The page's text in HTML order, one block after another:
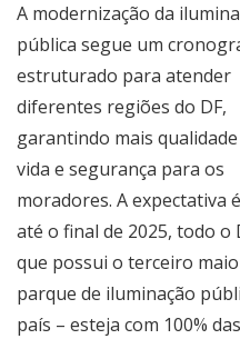
A modernização da
pública segue um
estruturado para atender
diferentes regiões do DF,
garantindo mais qualidade
vida e segurança para os
moradores. A expectativa
até o final de 2025, todo o
que possui o terceiro
parque de iluminação
país – esteja com 100% das